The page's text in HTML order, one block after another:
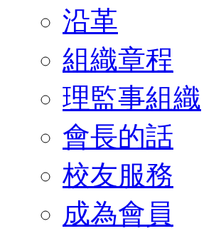
沿革
組織章程
理監事組織
會長的話
校友服務
成為會員